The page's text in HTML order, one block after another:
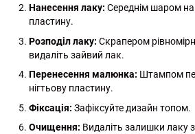
Нанесення лаку: Середнім шаром
пластину.
Розподіл лаку: Скрапером
видаліть зайвий лак.
Перенесення малюнка: Штампом
нігтьову пластину.
Фіксація: Зафіксуйте дизайн топом.
Очищення: Видаліть залишки лаку